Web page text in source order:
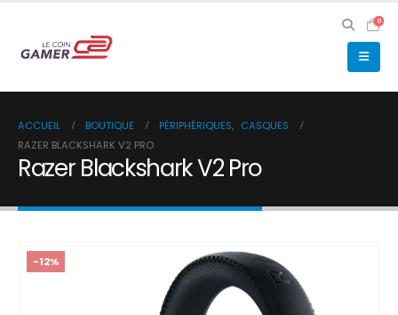
0
ACCUEIL BOUTIQUE PÉRIPHÉRIQUES, CASQUES
RAZER BLACKSHARK V2 PRO
Razer Blackshark V2 Pro
-12%